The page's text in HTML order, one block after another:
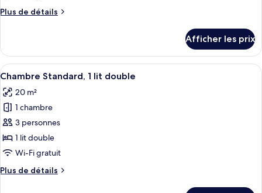
chambre :
Confort,
2
lits
doubles
Plus de détails
Plus
Chambre
quadruple
Confort,
lits
doubles
Afficher les prix
Afficher
toutes
les
photos
pour
ce
type
chambre :
Une chambre d’hôtel avec un lit,
6
Chambre Standard, 1 lit double
20 m²
1 chambre
3 personnes
1 lit double
Wi-Fi gratuit
Plus de détails
Plus